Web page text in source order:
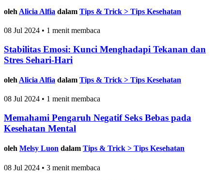
oleh Alicia Alfia dalam Tips & Trick > Tips Kesehatan
08 Jul 2024 • 1 menit membaca
Stabilitas Emosi: Kunci Menghadapi Tekanan dan
Stres Sehari-Hari
oleh Alicia Alfia dalam Tips & Trick > Tips Kesehatan
08 Jul 2024 • 1 menit membaca
Memahami Pengaruh Negatif Seks Bebas pada
Kesehatan Mental
oleh Melsy Luon dalam Tips & Trick > Tips Kesehatan
08 Jul 2024 • 3 menit membaca